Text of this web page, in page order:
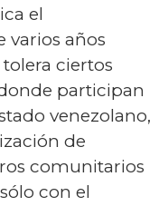
el
varios años
ciertos
participan
venezolano,
de
comunitarios
con el